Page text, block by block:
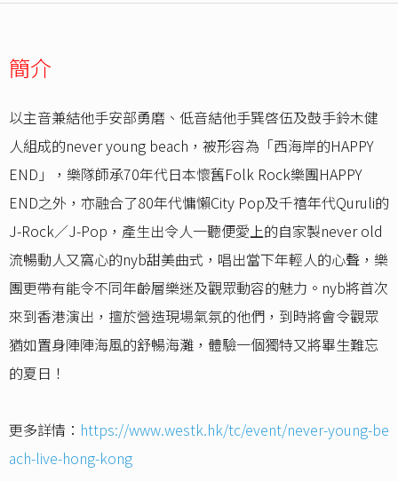
簡介
以主音兼結他手安部勇磨、低音結他手巽啓伍及鼓手鈴木健
人組成的never young beach，被形容為「西海岸的HAPPY
END」，樂隊師承70年代日本懷舊Folk Rock樂團HAPPY
END之外，亦融合了80年代慵懶City Pop及千禧年代Quruli的
J-Rock／J-Pop，產生出令人一聽便愛上的自家製never old
流暢動人又窩心的nyb甜美曲式，唱出當下年輕人的心聲，樂
團更帶有能令不同年齡層樂迷及觀眾動容的魅力。nyb將首次
來到香港演出，擅於營造現場氣氛的他們，到時將會令觀眾
猶如置身陣陣海風的舒暢海灘，體驗一個獨特又將畢生難忘
的夏日！
更多詳情： https://www.westk.hk/tc/event/never-young-be
ach-live-hong-kong